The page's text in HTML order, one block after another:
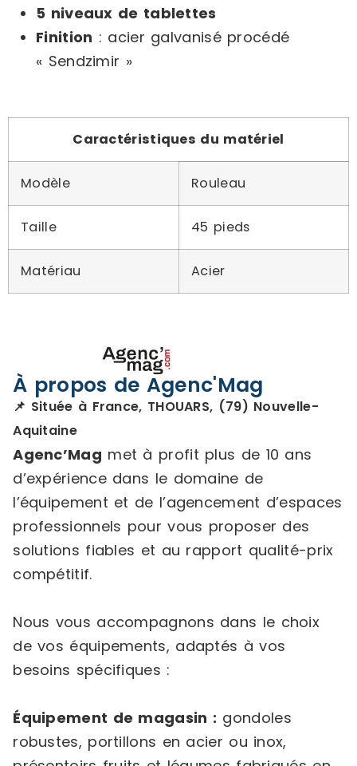
5 niveaux de tablettes
Finition : acier galvanisé procédé
« Sendzimir »
Caractéristiques du matériel
Modèle Rouleau
Taille 45 pieds
Matériau Acier
À propos de Agenc'Mag
📌 Située à France, THOUARS, (79) Nouvelle-
Aquitaine
Agenc’Mag met à profit plus de 10 ans
d’expérience dans le domaine de
l’équipement et de l’agencement d’espaces
professionnels pour vous proposer des
solutions fiables et au rapport qualité-prix
compétitif.
Nous vous accompagnons dans le choix
de vos équipements, adaptés à vos
besoins spécifiques :
Équipement de magasin : gondoles
robustes, portillons en acier ou inox,